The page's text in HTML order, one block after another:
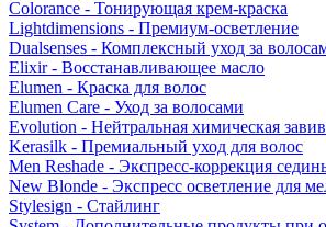
Colorance - Тонирующая крем-краска
Lightdimensions - Премиум-осветление
Dualsenses - Комплексный уход за
Elixir - Восстанавливающее масло
Elumen - Краска для волос
Elumen Care - Уход за волосами
Evolution - Нейтральная химическая
Kerasilk - Премиальный уход для волос
Men Reshade - Экспресс-коррекция
New Blonde - Экспресс осветление для
Stylesign - Стайлинг